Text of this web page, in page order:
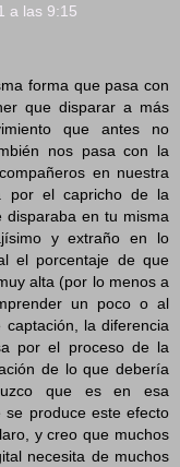
a las 9:15
forma que pasa con
que disparar a más
que antes no
nos pasa con la
en nuestra
por el capricho de la
en tu misma
y extraño en lo
el porcentaje de que
alta (por lo menos a
un poco o al
la diferencia
por el proceso de la
de lo que debería
que es en esa
se produce este efecto
y creo que muchos
necesita de muchos